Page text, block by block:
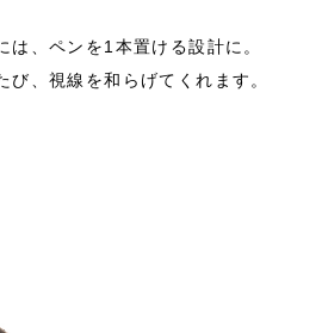
は、ペンを1本置ける設計に。
、視線を和らげてくれます。